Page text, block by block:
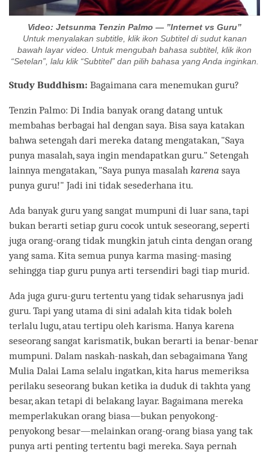
Video: Jetsunma Tenzin Palmo — ”Internet vs Guru”
Untuk menyalakan subtitle, klik ikon Subtitel di sudut kanan
bawah layar video. Untuk mengubah bahasa subtitel, klik ikon
“Setelan”, lalu klik “Subtitel” dan pilih bahasa yang Anda inginkan.
Study Buddhism: Bagaimana cara menemukan guru?
Tenzin Palmo: Di India banyak orang datang untuk
membahas berbagai hal dengan saya. Bisa saya katakan
bahwa setengah dari mereka datang mengatakan, "Saya
punya masalah, saya ingin mendapatkan guru." Setengah
lainnya mengatakan, "Saya punya masalah karena saya
punya guru!" Jadi ini tidak sesederhana itu.
Ada banyak guru yang sangat mumpuni di luar sana, tapi
bukan berarti setiap guru cocok untuk seseorang, seperti
juga orang-orang tidak mungkin jatuh cinta dengan orang
yang sama. Kita semua punya karma masing-masing
sehingga tiap guru punya arti tersendiri bagi tiap murid.
Ada juga guru-guru tertentu yang tidak seharusnya jadi
guru. Tapi yang utama di sini adalah kita tidak boleh
terlalu lugu, atau tertipu oleh karisma. Hanya karena
seseorang sangat karismatik, bukan berarti ia benar-benar
mumpuni. Dalam naskah-naskah, dan sebagaimana Yang
Mulia Dalai Lama selalu ingatkan, kita harus memeriksa
perilaku seseorang bukan ketika ia duduk di takhta yang
besar, akan tetapi di belakang layar. Bagaimana mereka
memperlakukan orang biasa—bukan penyokong-
penyokong besar—melainkan orang-orang biasa yang tak
punya arti penting tertentu bagi mereka. Saya pernah